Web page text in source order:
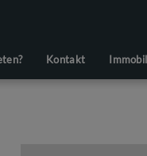
Kontakt